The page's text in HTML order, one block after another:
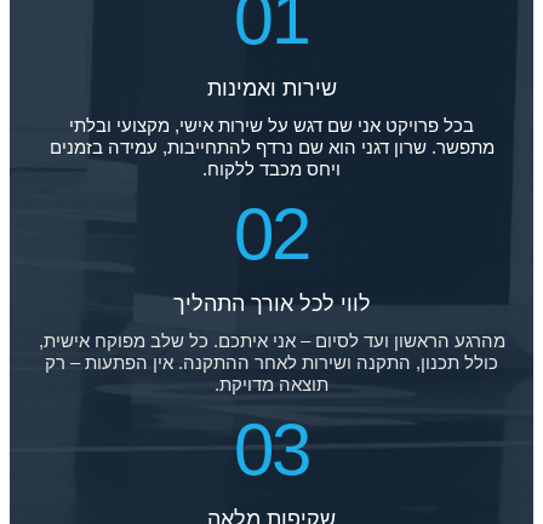
01
שירות ואמינות
בכל פרויקט אני שם דגש על שירות אישי, מקצועי ובלתי
מתפשר. שרון דגני הוא שם נרדף להתחייבות, עמידה בזמנים
ויחס מכבד ללקוח.
02
לווי לכל אורך התהליך
מהרגע הראשון ועד לסיום – אני איתכם. כל שלב מפוקח אישית,
כולל תכנון, התקנה ושירות לאחר ההתקנה. אין הפתעות – רק
תוצאה מדויקת.
03
שקיפות מלאה